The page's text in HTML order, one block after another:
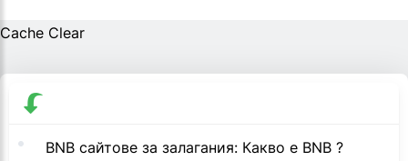
Cache Clear
BNB сайтове за залагания: Какво е BNB ?